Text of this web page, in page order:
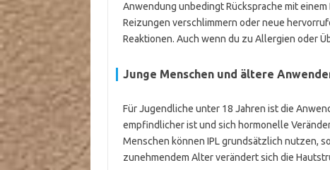
Anwendung unbedingt Rücksprache mit
Reizungen verschlimmern oder neue
Reaktionen. Auch wenn du zu Allergien oder
Junge Menschen und ältere
Für Jugendliche unter 18 Jahren ist die
empfindlicher ist und sich hormonelle
Menschen können IPL grundsätzlich nutzen,
zunehmendem Alter verändert sich die